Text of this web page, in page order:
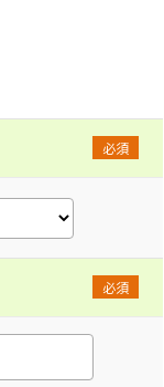
必須
必須